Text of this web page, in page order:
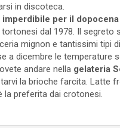
in discoteca.
imperdibile per il
dal 1978. Il segreto
mignon e tantissimi tipi
a dicembre le temperature
andare nella gelateria
la brioche farcita. Latte
la preferita dai crotonesi.